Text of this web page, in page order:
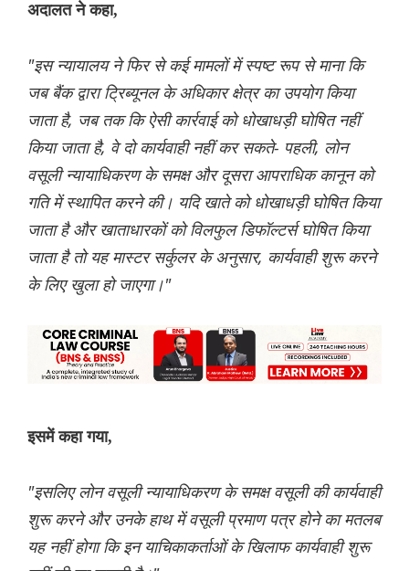
अदालत ने कहा,
"इस न्यायालय ने फिर से कई मामलों में स्पष्ट रूप से माना कि
जब बैंक द्वारा ट्रिब्यूनल के अधिकार क्षेत्र का उपयोग किया
जाता है, जब तक कि ऐसी कार्रवाई को धोखाधड़ी घोषित नहीं
किया जाता है, वे दो कार्यवाही नहीं कर सकते- पहली, लोन
वसूली न्यायाधिकरण के समक्ष और दूसरा आपराधिक कानून को
गति में स्थापित करने की। यदि खाते को धोखाधड़ी घोषित किया
जाता है और खाताधारकों को विलफुल डिफॉल्टर्स घोषित किया
जाता है तो यह मास्टर सर्कुलर के अनुसार, कार्यवाही शुरू करने
के लिए खुला हो जाएगा।"
इसमें कहा गया,
"इसलिए लोन वसूली न्यायाधिकरण के समक्ष वसूली की कार्यवाही
शुरू करने और उनके हाथ में वसूली प्रमाण पत्र होने का मतलब
यह नहीं होगा कि इन याचिकाकर्ताओं के खिलाफ कार्यवाही शुरू